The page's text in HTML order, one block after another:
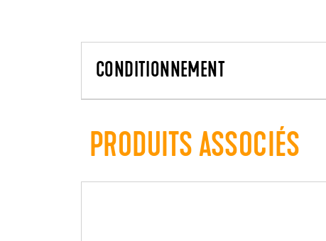
CONDITIONNEMENT
PRODUITS ASSOCIÉS